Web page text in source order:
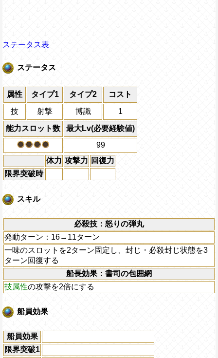
ステータス表
ステータス
属性 タイプ1 タイプ2 コスト
技 射撃 博識 1
能力スロット数
最大Lv(必要経験値)
99
体力 攻撃力 回復力
限界突破時
スキル
必殺技：怒りの弾丸
発動ターン：16→11ターン
一味のスロットを2ターン固定し、封じ・必殺封じ状態を3
ターン回復する
船長効果：書司の包囲網
技属性の攻撃を2倍にする
船員効果
船員効果
限界突破1